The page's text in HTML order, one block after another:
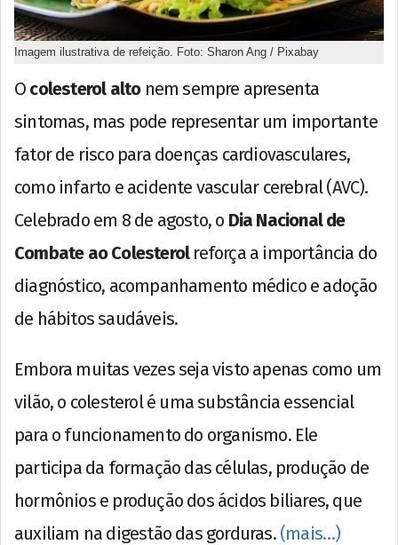
Imagem ilustrativa de refeição. Foto: Sharon Ang / Pixabay
O colesterol altonem sempre apresenta
sintomas, mas pode representar um importante
fator de risco para doenças cardiovasculares,
como infarto e acidente vascular cerebral (AVC).
Celebrado em 8 de agosto, o Dia Nacional de
Combate ao Colesterolreforça a importância do
diagnóstico, acompanhamento médico e adoção
de hábitos saudáveis.
Embora muitas vezes seja visto apenas como um
vilão, o colesterol é uma substância essencial
para o funcionamento do organismo. Ele
participa da formação das células, produção de
hormônios e produção dos ácidos biliares, que
auxiliam na digestão das gorduras. (mais…)